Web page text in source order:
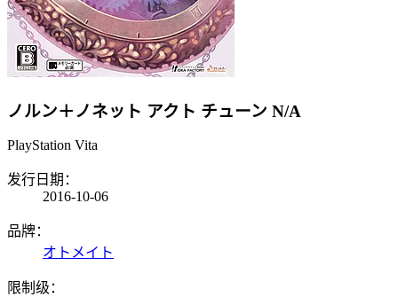
ノルン＋ノネット アクト チューン N/A
PlayStation Vita
发行日期：
2016-10-06
品牌：
オトメイト
限制级：